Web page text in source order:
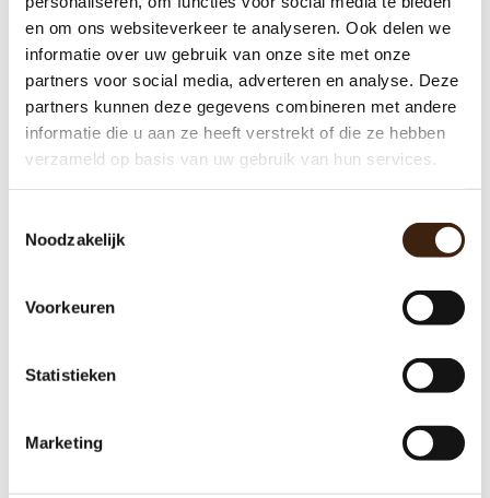
en om ons websiteverkeer te analyseren. Ook delen we
informatie over uw gebruik van onze site met onze
partners voor social media, adverteren en analyse. Deze
partners kunnen deze gegevens combineren met andere
informatie die u aan ze heeft verstrekt of die ze hebben
verzameld op basis van uw gebruik van hun services.
Noodzakelijk
Voorkeuren
Statistieken
Marketing
Motor waterselector
€28,20